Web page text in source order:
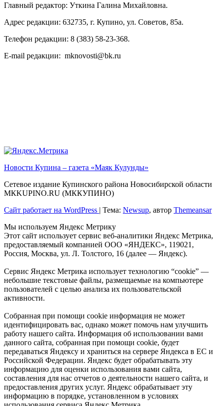
Главный редактор: Уткина Галина Михайловна.
Адрес редакции: 632735, г. Купино, ул. Советов, 85а.
Телефон редакции: 8 (383) 58-23-368.
E-mail редакции: mknovosti@bk.ru
Новости Купина – газета «Маяк Кулунды»
Сетевое издание Купинского района Новосибирской области
МКKUPINO.RU (МККУПИНО)
Сайт работает на WordPress
Тема: Newsup, автор Themeansar
Мы используем Яндекс Метрику
Этот сайт использует сервис веб-аналитики Яндекс Метрика,
предоставляемый компанией ООО «ЯНДЕКС», 119021,
Россия, Москва, ул. Л. Толстого, 16 (далее — Яндекс).
Сервис Яндекс Метрика использует технологию “cookie” —
небольшие текстовые файлы, размещаемые на компьютере
пользователей с целью анализа их пользовательской
активности.
Собранная при помощи cookie информация не может
идентифицировать вас, однако может помочь нам улучшить
работу нашего сайта. Информация об использовании вами
данного сайта, собранная при помощи cookie, будет
передаваться Яндексу и храниться на сервере Яндекса в ЕС и
Российской Федерации. Яндекс будет обрабатывать эту
информацию для оценки использования вами сайта,
составления для нас отчетов о деятельности нашего сайта, и
предоставления других услуг. Яндекс обрабатывает эту
информацию в порядке, установленном в условиях